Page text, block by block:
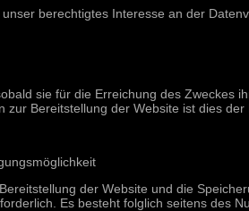
berechtigtes Interesse an der
sie für die Erreichung des Zweckes
zur Bereitstellung der Website ist dies
der Website und die
Es besteht folglich seitens des